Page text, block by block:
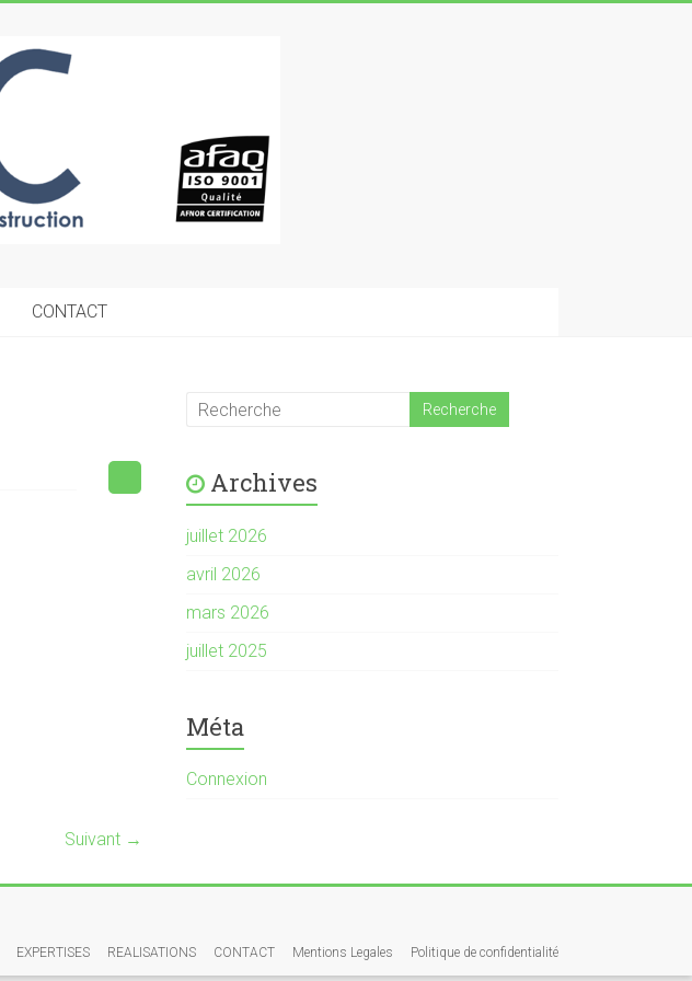
CONTACT
Suivant →
Archives
juillet 2026
avril 2026
mars 2026
juillet 2025
Méta
Connexion
EXPERTISES REALISATIONS CONTACT Mentions Legales Politique de confidentialité